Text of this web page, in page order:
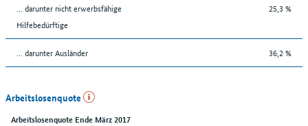
... darunter nicht erwerbsfähige
Hilfebedürftige
25,3 %
... darunter Ausländer 36,2 %
Arbeitslosenquote
Arbeitslosenquote Ende März 2017